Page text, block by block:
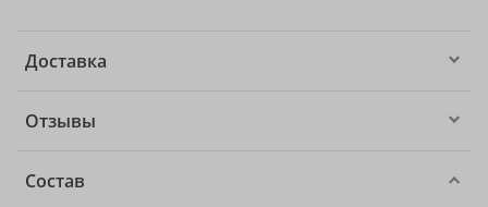
Доставка
Отзывы
Состав